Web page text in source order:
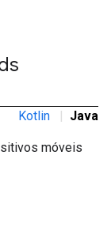
Kotlin | Java
móveis